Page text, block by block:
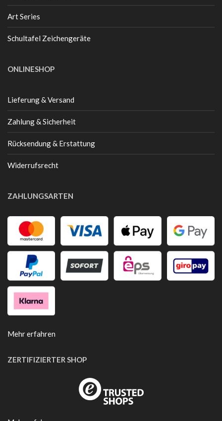
Art Series
Schultafel Zeichengeräte
ONLINESHOP
Lieferung & Versand
Zahlung & Sicherheit
Rücksendung & Erstattung
Widerrufsrecht
ZAHLUNGSARTEN
Mehr erfahren
ZERTIFIZIERTER SHOP